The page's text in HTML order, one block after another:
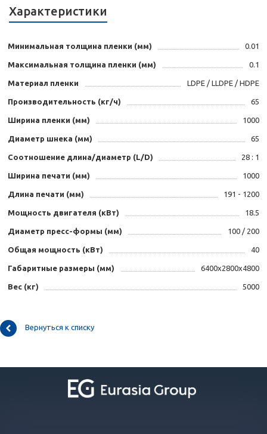
Характеристики
Минимальная толщина пленки (мм) 0.01
Максимальная толщина пленки (мм) 0.1
Материал пленки LDPE / LLDPE / HDPE
Производительность (кг/ч) 65
Ширина пленки (мм) 1000
Диаметр шнека (мм) 65
Соотношение длина/диаметр (L/D) 28 : 1
Ширина печати (мм) 1000
Длина печати (мм) 191 - 1200
Мощность двигателя (кВт) 18.5
Диаметр пресс-формы (мм) 100 / 200
Общая мощность (кВт) 40
Габаритные размеры (мм) 6400x2800x4800
Вес (кг) 5000
Вернуться к списку